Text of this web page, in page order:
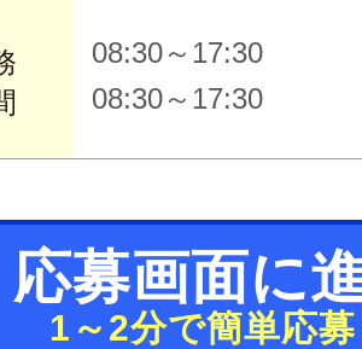
08:30～17:30
08:30～17:30
応募画面に
1～2分で簡単応